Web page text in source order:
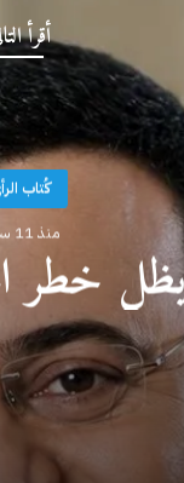
أقرأ
كُتاب
منذ 11 ساعة
يظل خطر